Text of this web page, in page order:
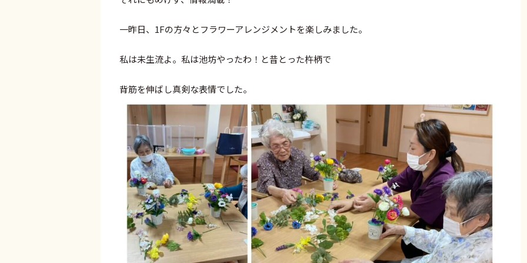
一昨日、1Fの方々とフラワーアレンジメントを楽しみました。
私は未生流よ。私は池坊やったわ！と昔とった杵柄で
背筋を伸ばし真剣な表情でした。